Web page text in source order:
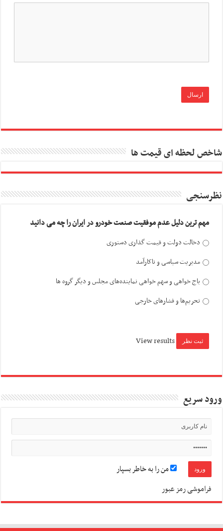
شاخص لحظه ای قیمت ها
نظرسنجی
مهم ترین دلیل عدم موفقیت صنعت خودرو در ایران را چه می دانید
دخالت دولت و قیمت گذاری دستوری
مدیریت سیاسی و ناکارآمد
باج خواهی و سهم خواهی نماینده‌های مجلس و دیگر گروه ها
تحریم‌ها و فشارهای خارجی
View results
ورود سریع
من را به خاطر بسپار
فراموشی رمز عبور